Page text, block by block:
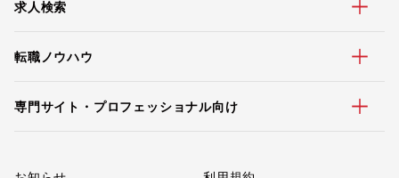
求人検索
転職ノウハウ
専門サイト・プロフェッショナル向け